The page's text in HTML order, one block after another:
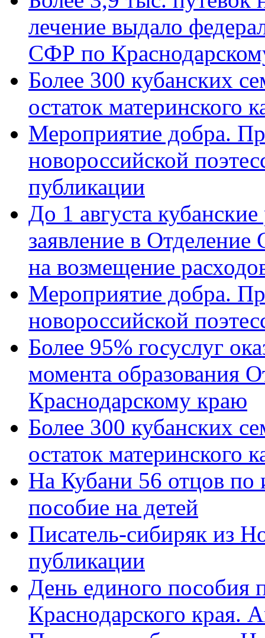
лечение выдало
СФР по
Более 300 кубанских
остаток материнского
Мероприятие добра.
новороссийской
публикации
До 1 августа
заявление в
на возмещение
Мероприятие добра.
новороссийской
Более 95% госуслуг
момента образования
Краснодарскому краю
Более 300 кубанских
остаток материнского
На Кубани 56 отцов по
пособие на детей
Писатель-сибиряк из
публикации
День единого пособия
Краснодарского края.